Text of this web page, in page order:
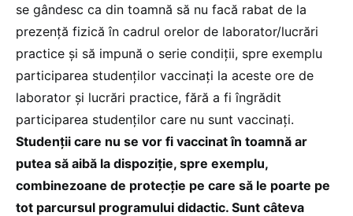
se gândesc ca din toamnă să nu facă rabat de la
prezență fizică în cadrul orelor de laborator/lucrări
practice și să impună o serie condiții, spre exemplu
participarea studenților vaccinați la aceste ore de
laborator și lucrări practice, fără a fi îngrădit
participarea studenților care nu sunt vaccinați.
Studenții care nu se vor fi vaccinat în toamnă ar
putea să aibă la dispoziție, spre exemplu,
combinezoane de protecție pe care să le poarte pe
tot parcursul programului didactic. Sunt câteva